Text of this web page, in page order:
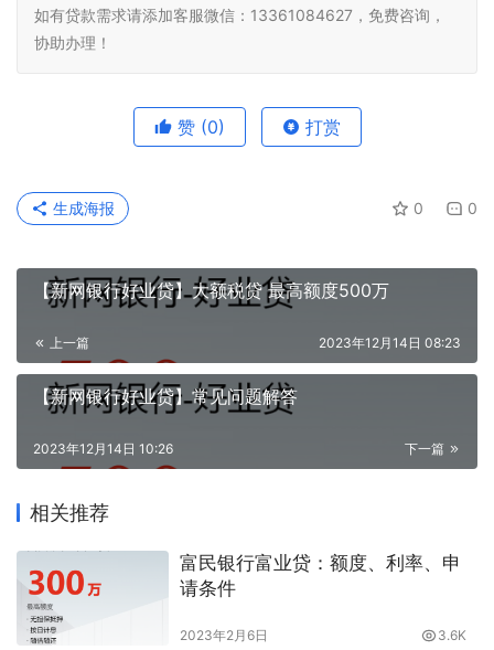
如有贷款需求请添加客服微信：13361084627，免费咨询，
协助办理！
赞 (0) 打赏
0 0
生成海报
【新网银行好业贷】大额税贷 最高额度500万
上一篇 2023年12月14日 08:23
【新网银行好业贷】常见问题解答
下一篇
2023年12月14日 10:26
相关推荐
富民银行富业贷：额度、利率、申
请条件
2023年2月6日 3.6K